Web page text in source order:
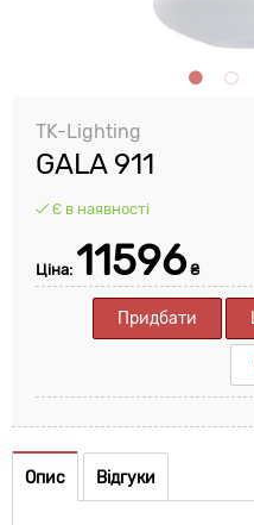
TK-Lighting
GALA 911
Є в наявності
Ціна: 11596₴
Придбати
Опис Відгуки